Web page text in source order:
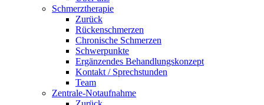
Schmerztherapie
Zurück
Rückenschmerzen
Chronische Schmerzen
Schwerpunkte
Ergänzendes Behandlungskonzept
Kontakt / Sprechstunden
Team
Zentrale-Notaufnahme